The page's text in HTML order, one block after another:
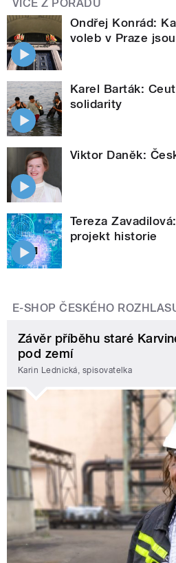
VÍCE Z POŘADU
Ondřej Konrád:
voleb v Praze
Karel Barták:
solidarity
Viktor Daněk:
Tereza
projekt historie
E-SHOP ČESKÉHO
Závěr příběhu staré
pod zemí
Karin Lednická, spisovatelka